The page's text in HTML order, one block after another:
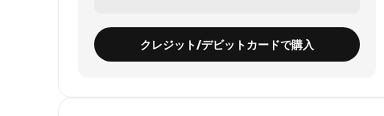
クレジット/デビットカードで購入